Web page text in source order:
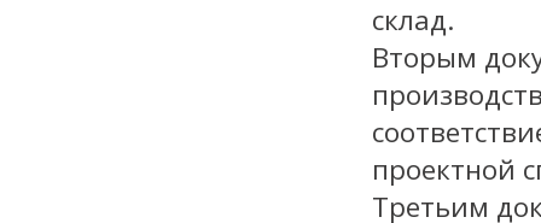
склад.
Вторым
проектной
Третьим